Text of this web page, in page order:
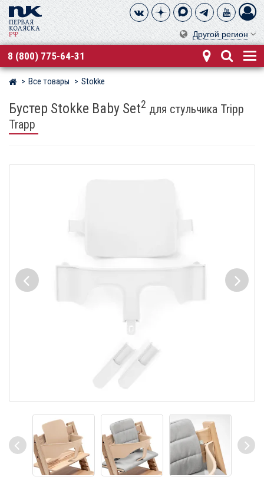
Другой регион
8 (800) 775-64-31
Магазин детских колясок
Все товары Stokke
Бустер Stokke Baby Set2 для стульчика Tripp
Trapp